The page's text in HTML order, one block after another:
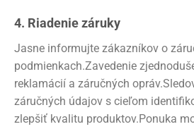
4. Riadenie záruky
Jasne informujte zákazníkov o
podmienkach.Zavedenie
reklamácií a záručných
záručných údajov s cieľom
zlepšiť kvalitu produktov.Ponuka